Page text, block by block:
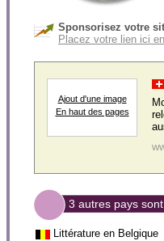
Sponsorisez votre
Placez votre lien ici
Ajout d'une image
En haut des pages
3 autres pays
Littérature en Belgique